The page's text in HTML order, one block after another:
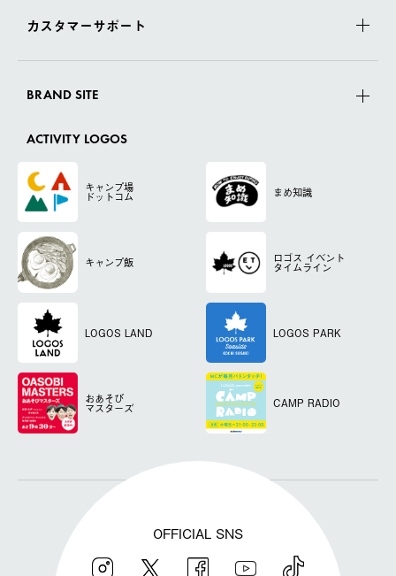
カスタマーサポート
BRAND SITE
ACTIVITY LOGOS
キャンプ場
ドットコム まめ知識
キャンプ飯 ロゴス イベント
タイムライン
LOGOS LAND LOGOS PARK
おあそび
マスターズ CAMP RADIO
OFFICIAL SNS